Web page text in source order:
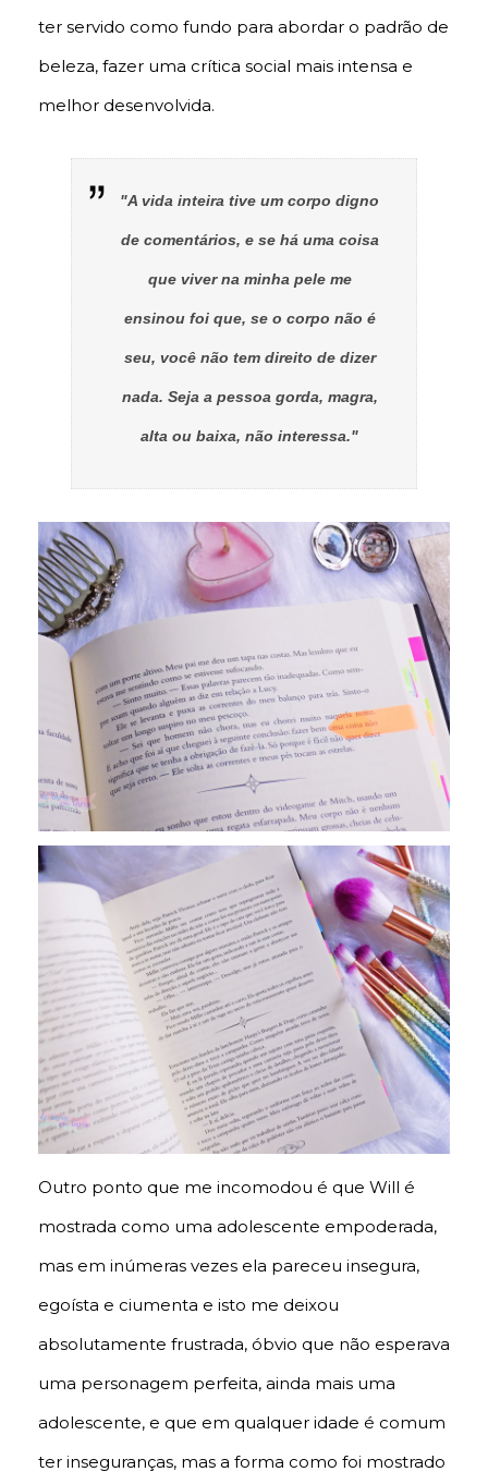
ter servido como fundo para abordar o padrão de
beleza, fazer uma crítica social mais intensa e
melhor desenvolvida.
"A vida inteira tive um corpo digno
de comentários, e se há uma coisa
que viver na minha pele me
ensinou foi que, se o corpo não é
seu, você não tem direito de dizer
nada. Seja a pessoa gorda, magra,
alta ou baixa, não interessa."
Outro ponto que me incomodou é que Will é
mostrada como uma adolescente empoderada,
mas em inúmeras vezes ela pareceu insegura,
egoísta e ciumenta e isto me deixou
absolutamente frustrada, óbvio que não esperava
uma personagem perfeita, ainda mais uma
adolescente, e que em qualquer idade é comum
ter inseguranças, mas a forma como foi mostrado